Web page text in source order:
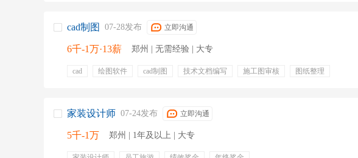
cad制图 07-28发布 立即沟通
6千-1万·13薪 郑州 | 无需经验 | 大专
cad 绘图软件 cad制图 技术文档编写 施工图审核
图纸整理
补充医疗保险
补充公积金
家装设计师 07-24发布 立即沟通
5千-1万 郑州 | 1年及以上 | 大专